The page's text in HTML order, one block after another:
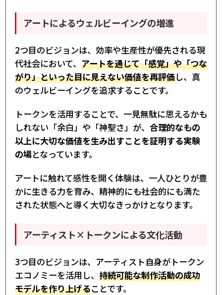
アートによるウェルビーイングの増進
2つ目のビジョンは、効率や生産性が優先される現
代社会において、 アートを通じて「感覚」や「つな
がり」といった目に見えない価値を再評価し、真
のウェルビーイングを追求することです。
トークンを活用することで、一見無駄に思えるかも
しれない「余白」や「神聖さ」が、 合理的なもの
以上に大切な価値を生み出すことを証明する実験
の場となっています。
アートに触れて感性を開く体験は、一人ひとりが豊
かに生きる力を育み、精神的にも社会的にも満た
された状態へと導く大切なきっかけとなります。
アーティスト×トークンによる文化活動
3つ目のビジョンは、アーティスト自身がトークン
エコノミーを活用し、 持続可能な制作活動の成功
モデルを作り上げることです。